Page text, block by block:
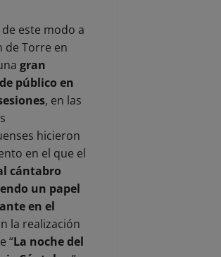
este modo a
de Torre en
gran
público en
, en las
hicieron
en el que el
cántabro
un papel
en el
la realización
“La noche del